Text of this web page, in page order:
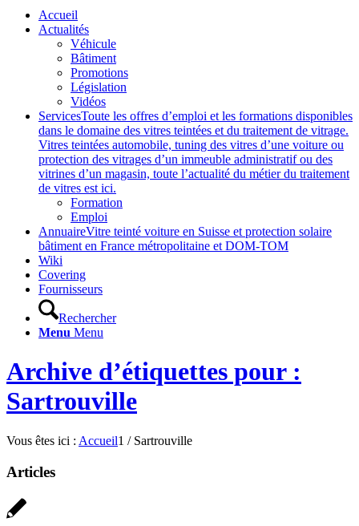
Accueil
Actualités
Véhicule
Bâtiment
Promotions
Législation
Vidéos
ServicesToute les offres d’emploi et les formations disponibles
dans le domaine des vitres teintées et du traitement de vitrage.
Vitres teintées automobile, tuning des vitres d’une voiture ou
protection des vitrages d’un immeuble administratif ou des
vitrines d’un magasin, toute l’actualité du métier du traitement
de vitres est ici.
Formation
Emploi
AnnuaireVitre teinté voiture en Suisse et protection solaire
bâtiment en France métropolitaine et DOM-TOM
Wiki
Covering
Fournisseurs
Rechercher
Menu Menu
Archive d’étiquettes pour :
Sartrouville
Vous êtes ici : Accueil1 / Sartrouville
Articles